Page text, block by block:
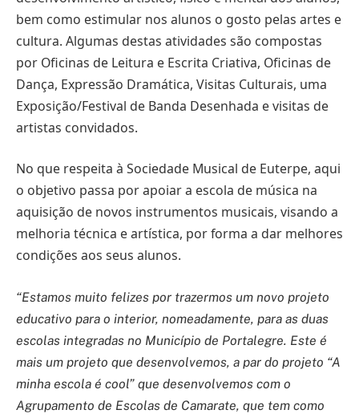
bem como estimular nos alunos o gosto pelas artes e
cultura. Algumas destas atividades são compostas
por Oficinas de Leitura e Escrita Criativa, Oficinas de
Dança, Expressão Dramática, Visitas Culturais, uma
Exposição/Festival de Banda Desenhada e visitas de
artistas convidados.
No que respeita à Sociedade Musical de Euterpe, aqui
o objetivo passa por apoiar a escola de música na
aquisição de novos instrumentos musicais, visando a
melhoria técnica e artística, por forma a dar melhores
condições aos seus alunos.
“Estamos muito felizes por trazermos um novo projeto
educativo para o interior, nomeadamente, para as duas
escolas integradas no Município de Portalegre. Este é
mais um projeto que desenvolvemos, a par do projeto “A
minha escola é cool” que desenvolvemos com o
Agrupamento de Escolas de Camarate, que tem como